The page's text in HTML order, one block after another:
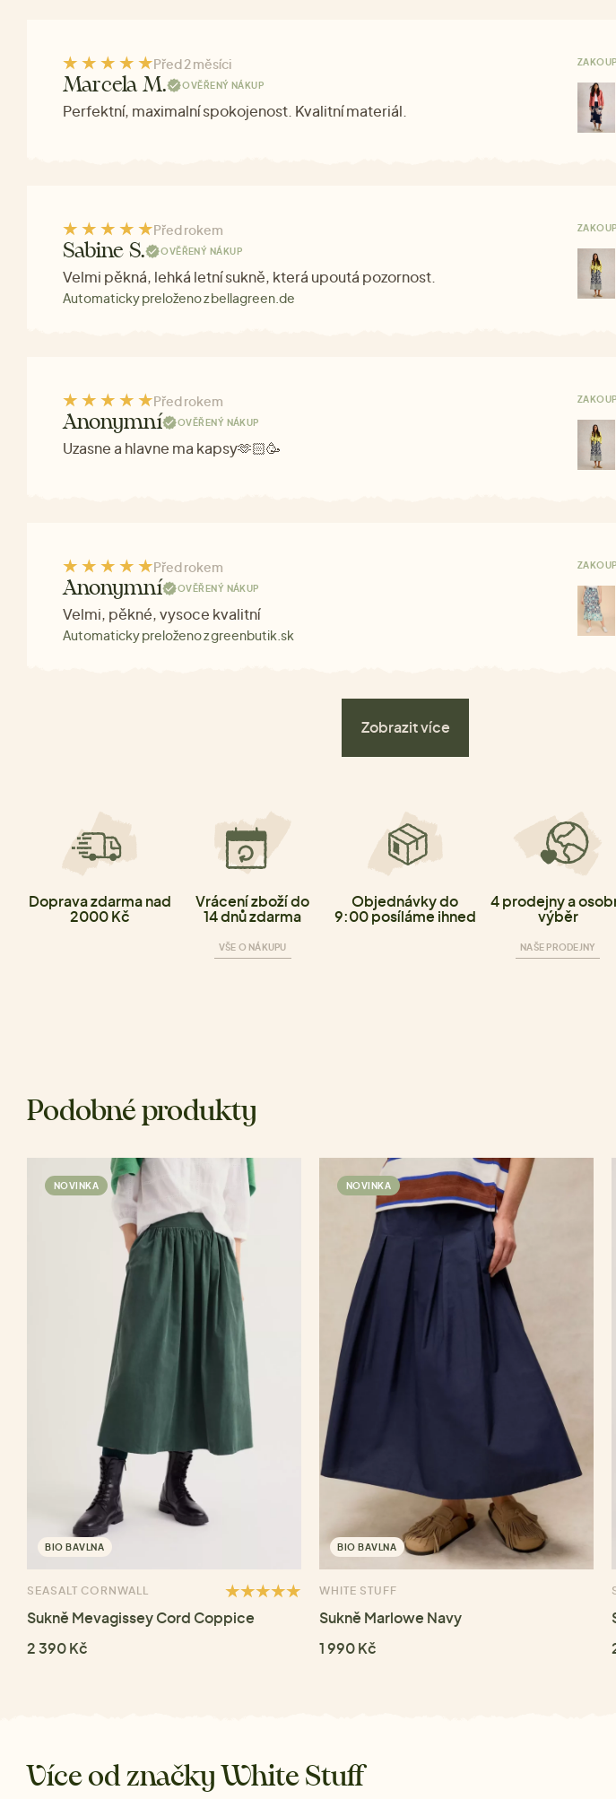
Před 2 měsíci
Marcela M. OVĚŘENÝ NÁKUP
Perfektní, maximalní spokojenost. Kvalitní materiál.
Před rokem
Sabine S. OVĚŘENÝ NÁKUP
Velmi pěkná, lehká letní sukně, která upoutá pozornost.
Automaticky preloženo z bellagreen.de
Před rokem
Anonymní OVĚŘENÝ NÁKUP
Uzasne a hlavne ma kapsy🫶🏻🥳
Před rokem
Anonymní OVĚŘENÝ NÁKUP
Velmi, pěkné, vysoce kvalitní
Automaticky preloženo z greenbutik.sk
Zobrazit více
Doprava zdarma nad
2000 Kč
Vrácení zboží do
14 dnů zdarma
VŠE O NÁKUPU
Objednávky do
9:00 posíláme ihned
4 prodejny a
výběr
NAŠE PRODEJNY
Podobné produkty
NOVINKA
BIO BAVLNA
SEASALT CORNWALL
Sukně Mevagissey Cord Coppice
2 390 Kč
NOVINKA
BIO BAVLNA
WHITE STUFF
Sukně Marlowe Navy
1 990 Kč
Více od značky White Stuff